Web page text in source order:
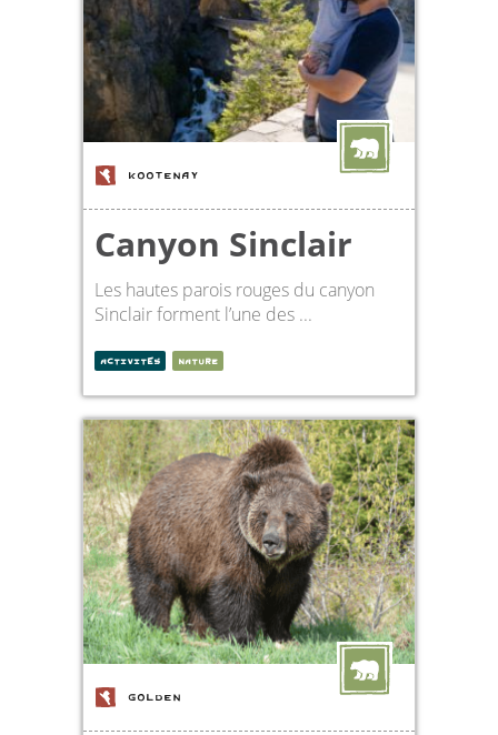
KOOTENAY
Canyon Sinclair
Les hautes parois rouges du canyon
Sinclair forment l’une des ...
ACTIVITÉS NATURE
GOLDEN